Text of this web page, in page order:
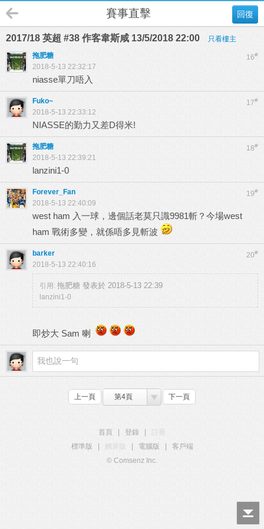
回復
賽事直擊
2017/18 英超 #38 作客韋斯咸 13/5/2018 22:00 只看樓主
16#
拖肥糖
2018-5-13 22:32:17
niasse單刀唔入
17#
Fuko~
2018-5-13 22:33:12
NIASSE的勤力又差D得米!
18#
拖肥糖
2018-5-13 22:39:21
lanzini1-0
19#
Forever_Fan
2018-5-13 22:40:09
west ham 入一球，邊個話老莫只識9981斬？今場west
ham 戰術多變，就係唔多見斬波
20#
barker
2018-5-13 22:40:16
引用: 拖肥糖 發表於 2018-5-13 22:39
lanzini1-0
即炒大 Sam 喇
上一頁 第4頁 下一頁
首頁 登錄
標準版
觸屏版 電腦版
客戶端
© Comsenz Inc.